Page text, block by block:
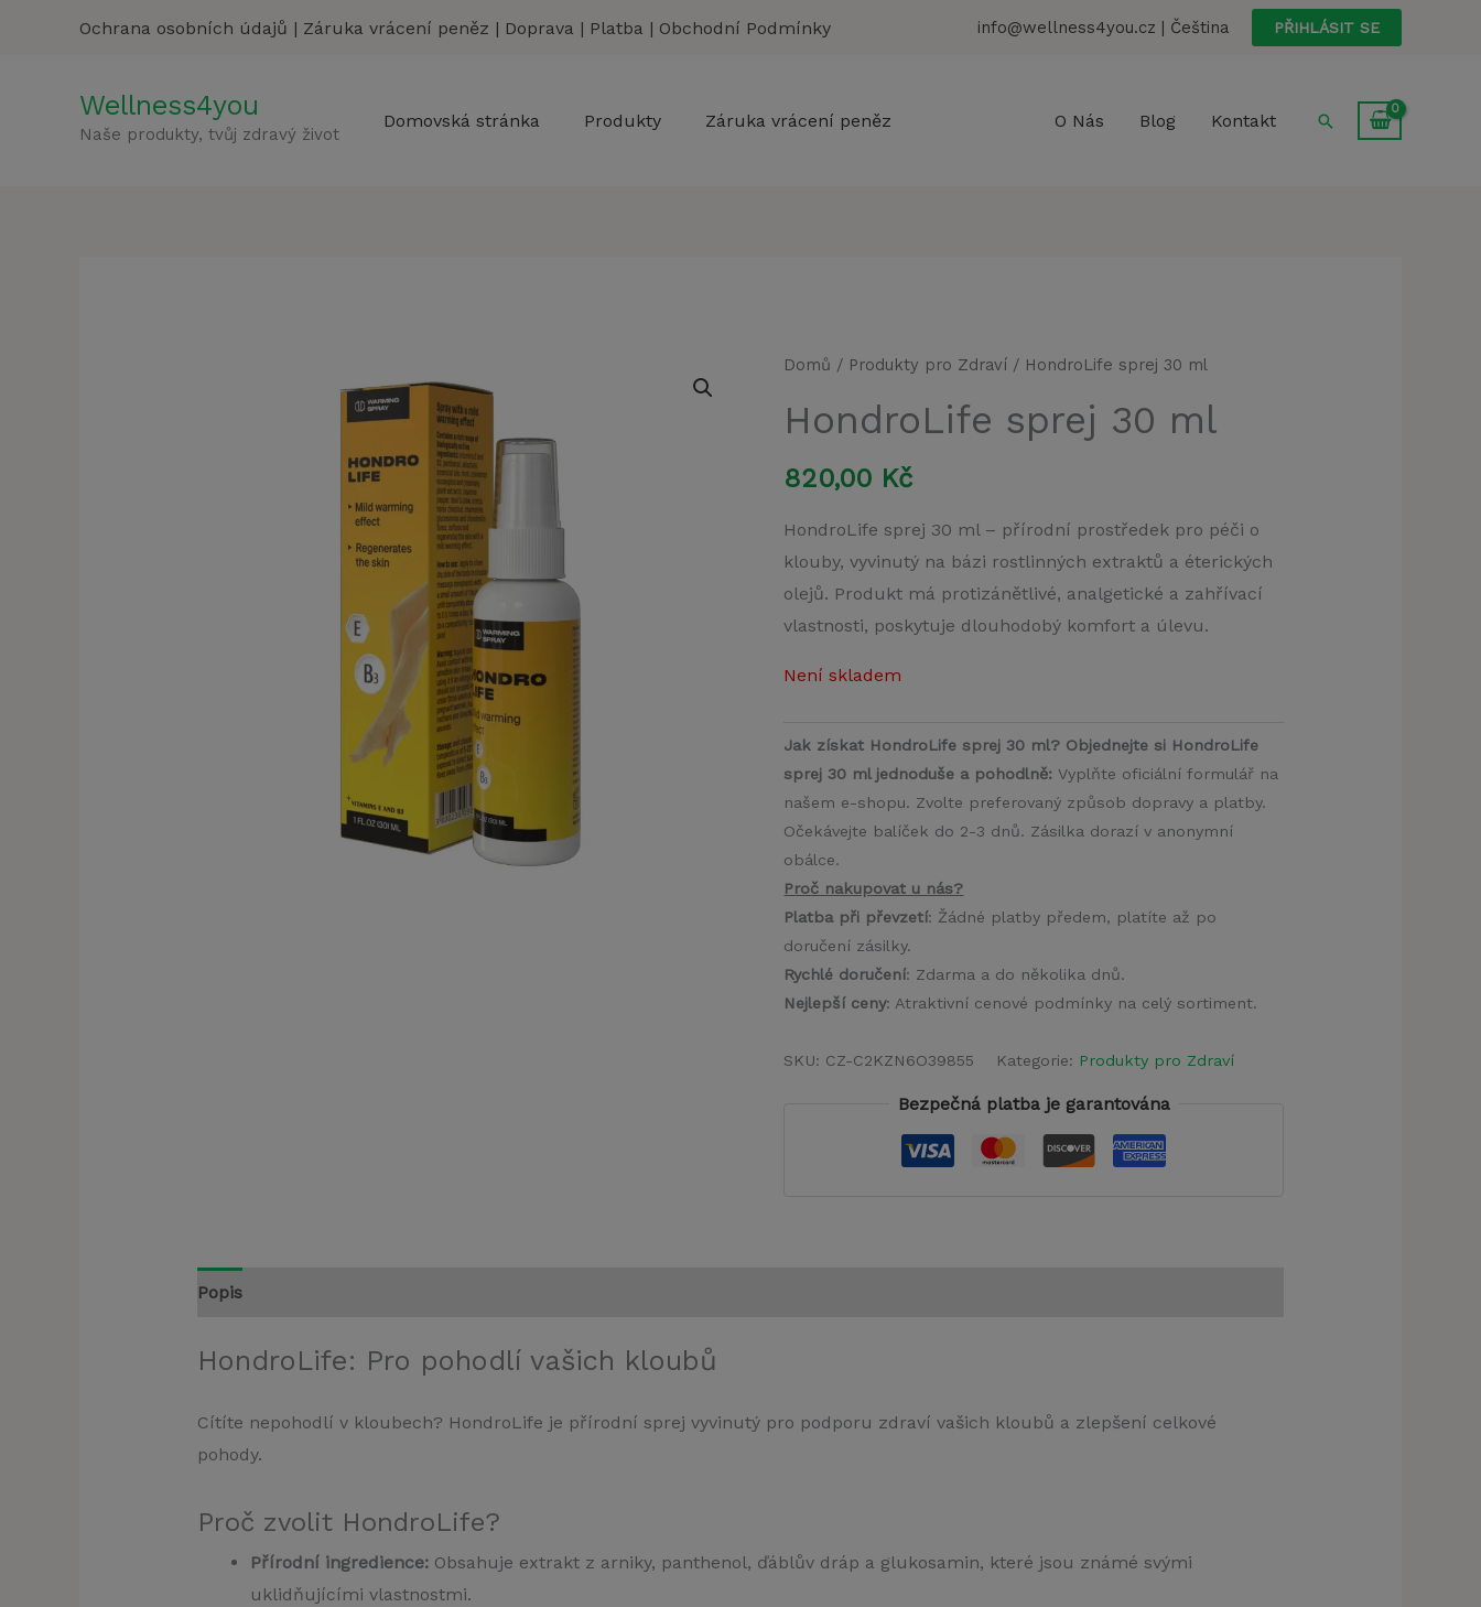
Ochrana osobních údajů | Záruka vrácení peněz | Doprava | Platba | Obchodní Podmínky info@wellness4you.cz | Čeština PŘIHLÁSIT SE
Wellness4you
Naše produkty, tvůj zdravý život
Domovská stránka Produkty Záruka vrácení peněz O Nás Blog Kontakt Hledat
Domů / Produkty pro Zdraví / HondroLife sprej 30 ml
HondroLife sprej 30 ml
820,00 Kč
HondroLife sprej 30 ml – přírodní prostředek pro péči o
klouby, vyvinutý na bázi rostlinných extraktů a éterických
olejů. Produkt má protizánětlivé, analgetické a zahřívací
vlastnosti, poskytuje dlouhodobý komfort a úlevu.
Není skladem
Jak získat HondroLife sprej 30 ml? Objednejte si HondroLife
sprej 30 ml jednoduše a pohodlně: Vyplňte oficiální formulář na
našem e-shopu. Zvolte preferovaný způsob dopravy a platby.
Očekávejte balíček do 2-3 dnů. Zásilka dorazí v anonymní
obálce.
Proč nakupovat u nás?
Platba při převzetí: Žádné platby předem, platíte až po
doručení zásilky.
Rychlé doručení: Zdarma a do několika dnů.
Nejlepší ceny: Atraktivní cenové podmínky na celý sortiment.
SKU: CZ-C2KZN6O39855 Kategorie: Produkty pro Zdraví
Bezpečná platba je garantována
Popis
HondroLife: Pro pohodlí vašich kloubů
Cítíte nepohodlí v kloubech? HondroLife je přírodní sprej vyvinutý pro podporu zdraví vašich kloubů a zlepšení celkové
pohody.
Proč zvolit HondroLife?
Přírodní ingredience:Obsahuje extrakt z arniky, panthenol, ďáblův dráp a glukosamin, které jsou známé svými
uklidňujícími vlastnostmi.